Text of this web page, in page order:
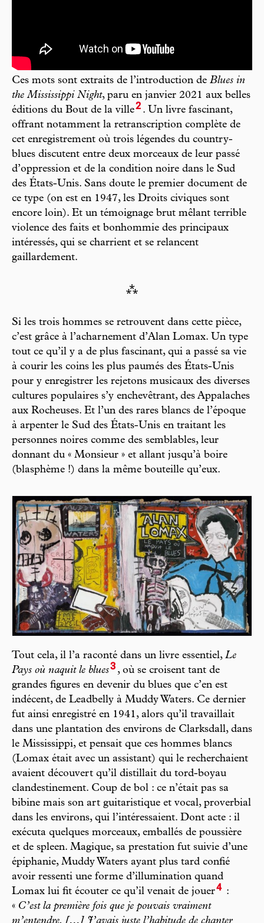
Ces mots sont extraits de l’introduction de Blues in
the Mississippi Night, paru en janvier 2021 aux belles
éditions du Bout de la ville2 . Un livre fascinant,
offrant notamment la retranscription complète de
cet enregistrement où trois légendes du country-
blues discutent entre deux morceaux de leur passé
d’oppression et de la condition noire dans le Sud
des États-Unis. Sans doute le premier document de
ce type (on est en 1947, les Droits civiques sont
encore loin). Et un témoignage brut mêlant terrible
violence des faits et bonhommie des principaux
intéressés, qui se charrient et se relancent
gaillardement.
⁂
Si les trois hommes se retrouvent dans cette pièce,
c’est grâce à l’acharnement d’Alan Lomax. Un type
tout ce qu’il y a de plus fascinant, qui a passé sa vie
à courir les coins les plus paumés des États-Unis
pour y enregistrer les rejetons musicaux des diverses
cultures populaires s’y enchevêtrant, des Appalaches
aux Rocheuses. Et l’un des rares blancs de l’époque
à arpenter le Sud des États-Unis en traitant les
personnes noires comme des semblables, leur
donnant du « Monsieur » et allant jusqu’à boire
(blasphème !) dans la même bouteille qu’eux.
Tout cela, il l’a raconté dans un livre essentiel, Le
Pays où naquit le blues3 , où se croisent tant de
grandes figures en devenir du blues que c’en est
indécent, de Leadbelly à Muddy Waters. Ce dernier
fut ainsi enregistré en 1941, alors qu’il travaillait
dans une plantation des environs de Clarksdall, dans
le Mississippi, et pensait que ces hommes blancs
(Lomax était avec un assistant) qui le recherchaient
avaient découvert qu’il distillait du tord-boyau
clandestinement. Coup de bol : ce n’était pas sa
bibine mais son art guitaristique et vocal, proverbial
dans les environs, qui l’intéressaient. Dont acte : il
exécuta quelques morceaux, emballés de poussière
et de spleen. Magique, sa prestation fut suivie d’une
épiphanie, Muddy Waters ayant plus tard confié
avoir ressenti une forme d’illumination quand
Lomax lui fit écouter ce qu’il venait de jouer4 :
« C’est la première fois que je pouvais vraiment